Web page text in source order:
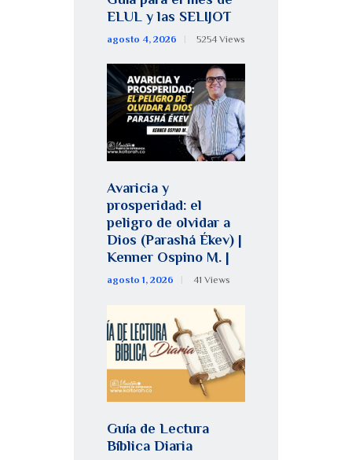
ELUL y las SELIJOT
agosto 4, 2026 5254 Views
Avaricia y
prosperidad: el
peligro de olvidar a
Dios (Parashá Ékev) |
Kenner Ospino M. |
agosto 1, 2026 41 Views
Guía de Lectura
Bíblica Diaria